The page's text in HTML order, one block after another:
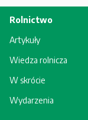
Rolnictwo
Artykuły
Wiedza rolnicza
W skrócie
Wydarzenia